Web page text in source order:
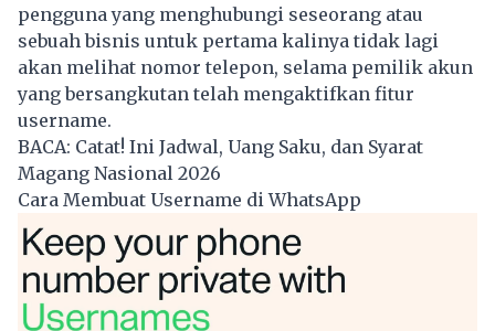
pengguna yang menghubungi seseorang atau
sebuah bisnis untuk pertama kalinya tidak lagi
akan melihat nomor telepon, selama pemilik akun
yang bersangkutan telah mengaktifkan fitur
username.
BACA: Catat! Ini Jadwal, Uang Saku, dan Syarat
Magang Nasional 2026
Cara Membuat Username di WhatsApp